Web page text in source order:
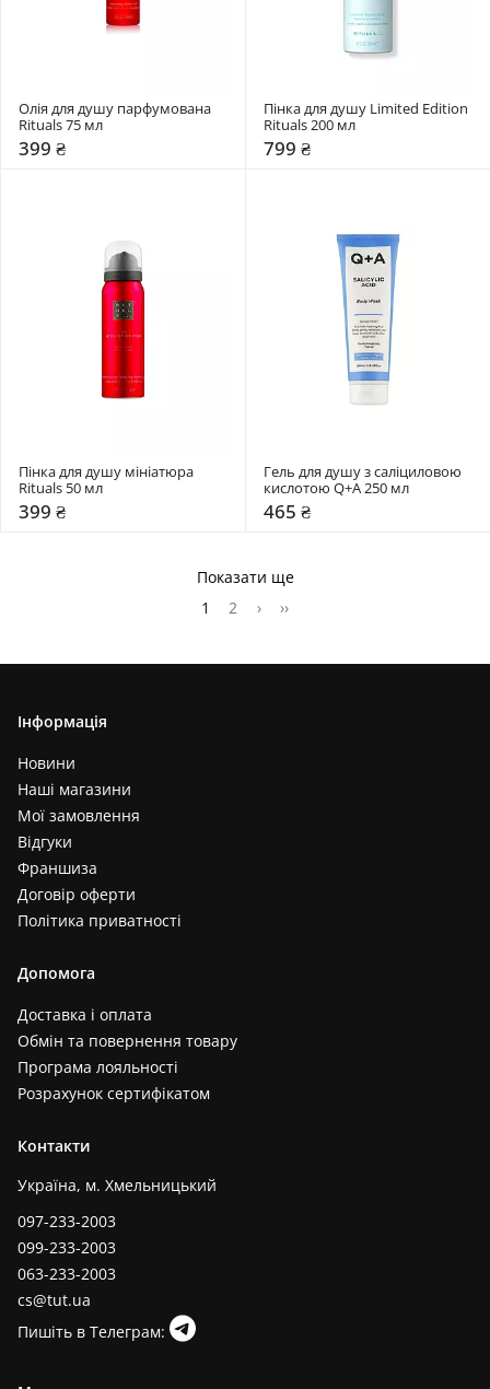
Олія для душу парфумована
Rituals 75 мл
399 ₴
Пінка для душу Limited Edition
Rituals 200 мл
799 ₴
Пінка для душу мініатюра
Rituals 50 мл
399 ₴
Гель для душу з саліциловою
кислотою Q+A 250 мл
465 ₴
Показати ще
1
2 › ››
Інформація
Новини
Наші магазини
Мої замовлення
Відгуки
Франшиза
Договір оферти
Політика приватності
Допомога
Доставка і оплата
Обмін та повернення товару
Програма лояльності
Розрахунок сертифікатом
Контакти
Україна, м. Хмельницький
097-233-2003
099-233-2003
063-233-2003
cs@tut.ua
Пишіть в Телеграм: